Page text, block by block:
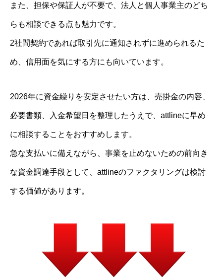
また、担保や保証人が不要で、法人と個人事業主のどち
らも相談できる点も魅力です。
2社間契約であれば取引先に通知されずに進められるた
め、信用面を気にする方にも向いています。
2026年に資金繰りを安定させたい方は、売掛金の内容、
必要書類、入金希望日を整理したうえで、attlineに早め
に相談することをおすすめします。
急な支払いに備えながら、事業を止めないための前向き
な資金調達手段として、attlineのファクタリングは検討
する価値があります。